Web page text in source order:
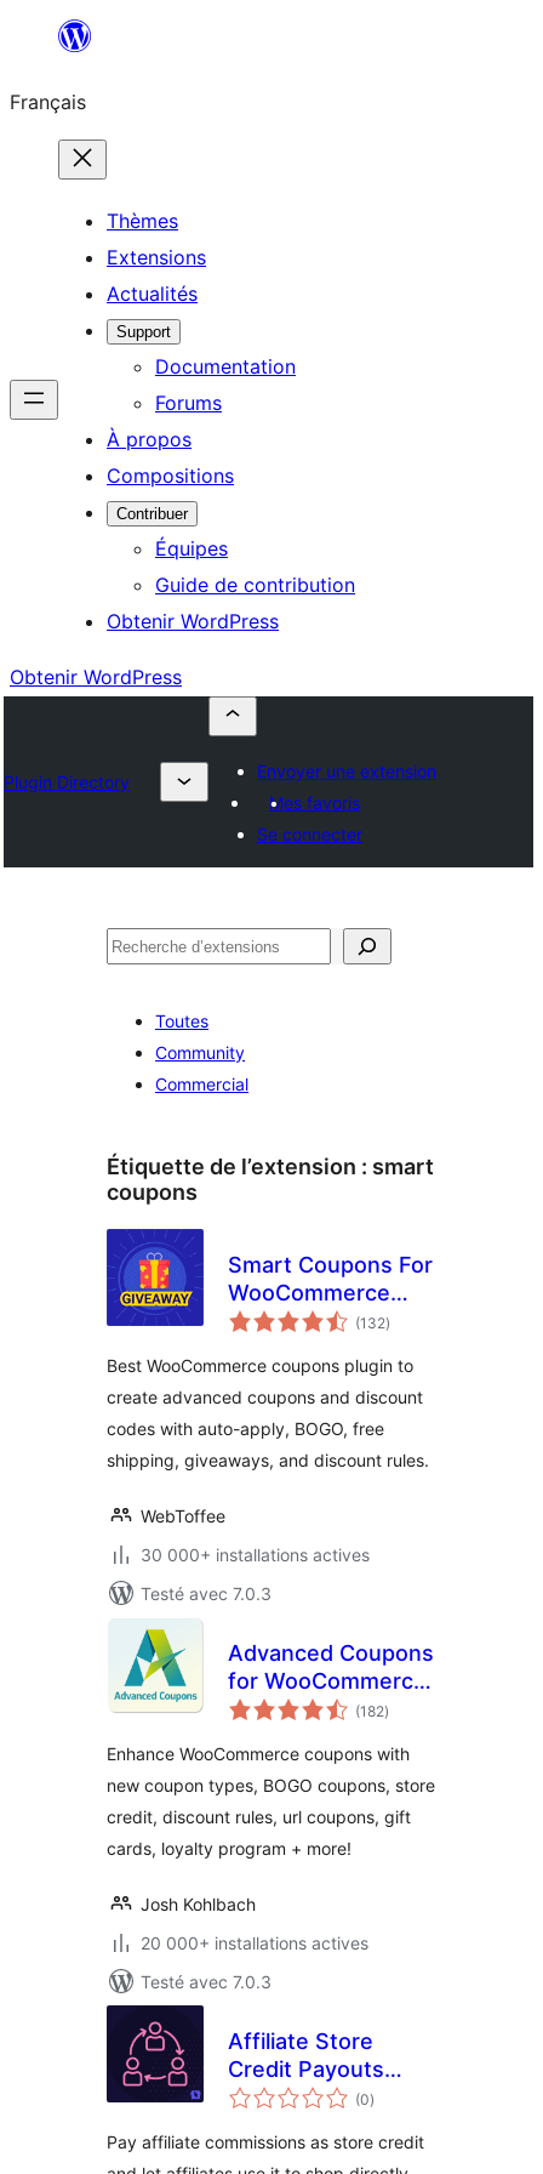
contenu
Français
Thèmes
Extensions
Actualités
Support
Documentation
Forums
À propos
Compositions
Contribuer
Équipes
Guide de contribution
Obtenir WordPress
Obtenir WordPress
Plugin Directory
Envoyer une extension
Mes favoris
Se connecter
Rechercher
Toutes
Community
Commercial
Étiquette de l’extension : smart
coupons
Smart Coupons For
WooCommerce
Coupons
(132notes
en
)
Best WooCommerce coupons plugin to
create advanced coupons and discount
codes with auto-apply, BOGO, free
shipping, giveaways, and discount rules.
WebToffee
30 000+ installations actives
Testé avec 7.0.3
Advanced Coupons
for WooCommerce
Coupons & Store
(182notes
en
)
Enhance WooCommerce coupons with
new coupon types, BOGO coupons, store
credit, discount rules, url coupons, gift
cards, loyalty program + more!
Josh Kohlbach
20 000+ installations actives
Testé avec 7.0.3
Affiliate Store
Credit Payouts
Integration For
(0notes
en
)
Pay affiliate commissions as store credit